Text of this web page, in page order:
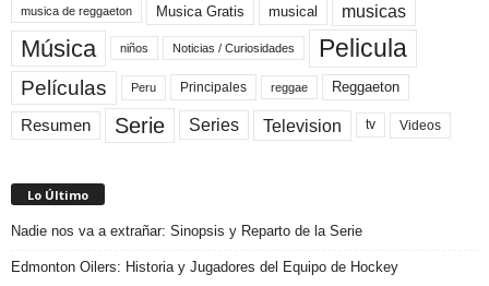
musica de reggaeton Musica Gratis musical musicas
Música niños Noticias / Curiosidades Pelicula
Películas Peru Principales reggae Reggaeton
Resumen Serie Series Television tv Videos
Lo Último
Nadie nos va a extrañar: Sinopsis y Reparto de la Serie
Edmonton Oilers: Historia y Jugadores del Equipo de Hockey